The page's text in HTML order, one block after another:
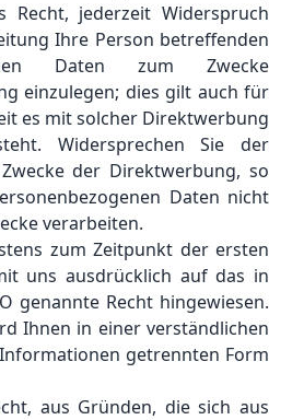
Recht, jederzeit Widerspruch
Ihre Person betreffenden
Daten zum Zwecke
einzulegen; dies gilt auch für
es mit solcher Direktwerbung
Widersprechen Sie der
der Direktwerbung, so
Daten nicht
verarbeiten.
zum Zeitpunkt der ersten
uns ausdrücklich auf das in
genannte Recht hingewiesen.
Ihnen in einer verständlichen
getrennten Form
aus Gründen, die sich aus